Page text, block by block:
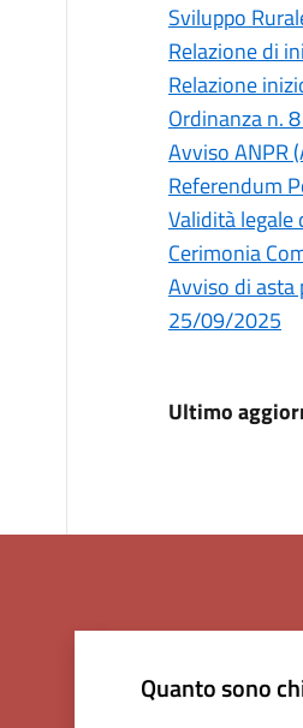
Sviluppo
Relazione di
Relazione
Ordinanza n.
Avviso ANPR
Referendum
Validità
Cerimonia
Avviso di asta
25/09/2025
Ultimo
Quanto sono